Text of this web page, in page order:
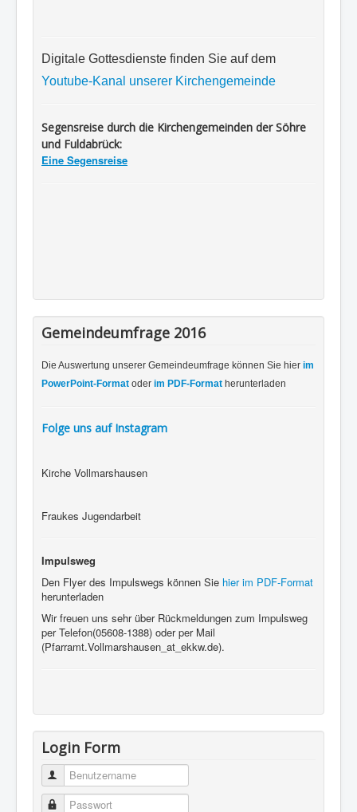
Digitale Gottesdienste finden Sie auf dem
Youtube-Kanal unserer Kirchengemeinde
Segensreise durch die Kirchengemeinden der Söhre
und Fuldabrück:
Eine Segensreise
Gemeindeumfrage 2016
Die Auswertung unserer Gemeindeumfrage können Sie hier im
PowerPoint-Format oder im PDF-Format herunterladen
Folge uns auf Instagram
Kirche Vollmarshausen
Fraukes Jugendarbeit
Impulsweg
Den Flyer des Impulswegs können Sie hier im PDF-Format
herunterladen
Wir freuen uns sehr über Rückmeldungen zum Impulsweg
per Telefon(05608-1388) oder per Mail
(Pfarramt.Vollmarshausen_at_ekkw.de).
Login Form
Benutzername
Passwort